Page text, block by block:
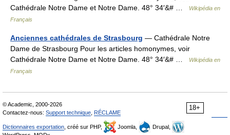
Cathédrale Notre Dame et Notre Dame. 48° 34′&# …
Wikipédia en
Français
Anciennes cathédrales de Strasbourg — Cathédrale Notre
Dame de Strasbourg Pour les articles homonymes, voir
Cathédrale Notre Dame et Notre Dame. 48° 34′&# …
Wikipédia en
Français
18+
© Academic, 2000-2026
Contactez-nous: Support technique RÉCLAME
Dictionnaires exportation , créé sur PHP, Joomla,
Drupal,